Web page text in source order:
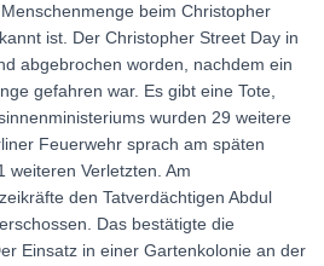
beim Christopher
ist. Der Christopher Street Day in
abgebrochen worden, nachdem ein
gefahren war. Es gibt eine Tote,
wurden 29 weitere
Feuerwehr sprach am späten
weiteren Verletzten. Am
den Tatverdächtigen Abdul
Das bestätigte die
Einsatz in einer Gartenkolonie an der